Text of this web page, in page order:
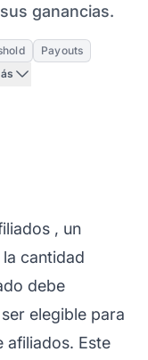
ganancias.
Payouts
, un
cantidad
debe
elegible para
afiliados. Este